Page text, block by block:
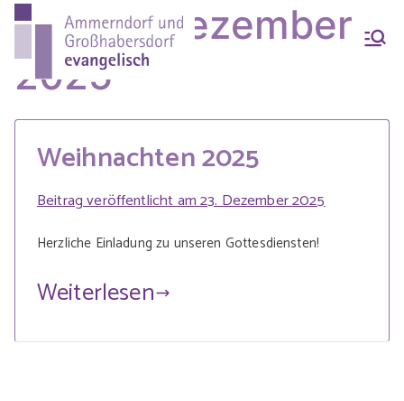
Zum
Inhalt
Ammern
dorf &
Großhab
ersdorf
evangeli
Großhabersdorf
Month:Dezember
2025
Weihnachten 2025
Beitrag veröffentlicht am23. Dezember 2025
Herzliche Einladung zu unseren Gottesdiensten!
Weiterlesen